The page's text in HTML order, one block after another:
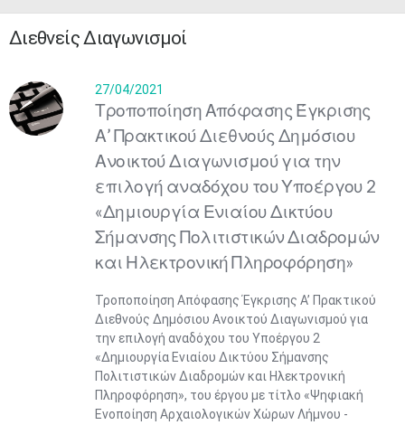
Διεθνείς Διαγωνισμοί
27/04/2021
Τροποποίηση Απόφασης Έγκρισης
Α’ Πρακτικού Διεθνούς Δημόσιου
Ανοικτού Διαγωνισμού για την
επιλογή αναδόχου του Υποέργου 2
«Δημιουργία Ενιαίου Δικτύου
Σήμανσης Πολιτιστικών Διαδρομών
και Ηλεκτρονική Πληροφόρηση»
Τροποποίηση Απόφασης Έγκρισης Α’ Πρακτικού
Διεθνούς Δημόσιου Ανοικτού Διαγωνισμού για
την επιλογή αναδόχου του Υποέργου 2
«Δημιουργία Ενιαίου Δικτύου Σήμανσης
Πολιτιστικών Διαδρομών και Ηλεκτρονική
Πληροφόρηση», του έργου με τίτλο «Ψηφιακή
Ενοποίηση Αρχαιολογικών Χώρων Λήμνου -